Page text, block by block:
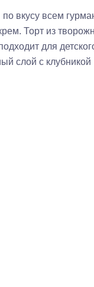
по вкусу всем
Торт из
для
слой с